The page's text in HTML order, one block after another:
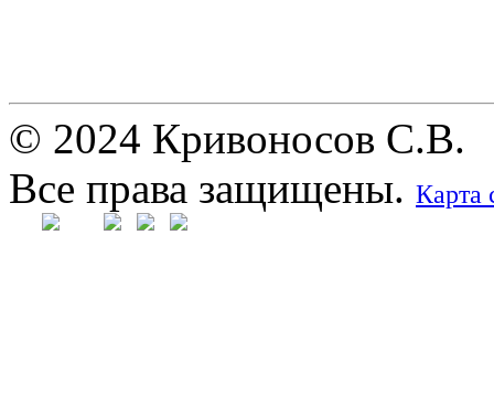
© 2024 Кривоносов С.В.
Все права защищены. Карта